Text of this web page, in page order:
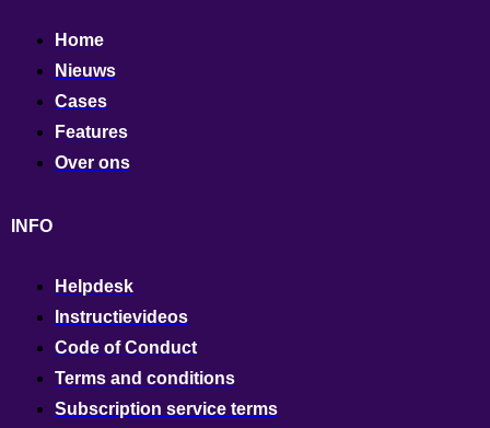
Home
Nieuws
Cases
Features
Over ons
INFO
Helpdesk
Instructievideos
Code of Conduct
Terms and conditions
Subscription service terms